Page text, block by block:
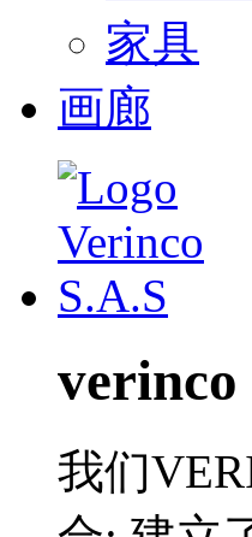
家具
画廊
verinco
我们